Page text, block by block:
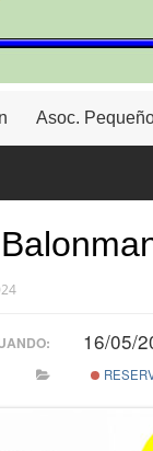
Asoc.
16/05/